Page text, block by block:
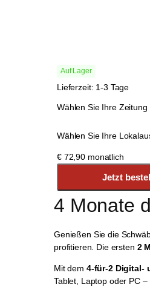
Auf Lager
Lieferzeit: 1-3 Tage
Wählen Sie Ihre Zeitung
Wählen Sie Ihre
€ 72,90 monatlich
4 Monate
Genießen Sie die
profitieren. Die ersten 2
Mit dem 4-für-2 Digital-
Tablet, Laptop oder PC